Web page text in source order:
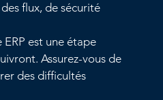
flux, de sécurité
est une étape
Assurez-vous de
des difficultés